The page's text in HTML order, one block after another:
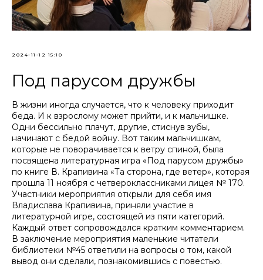
2024-11-12 15:10
Под парусом дружбы
В жизни иногда случается, что к человеку приходит
беда. И к взрослому может прийти, и к мальчишке.
Одни бессильно плачут, другие, стиснув зубы,
начинают с бедой войну. Вот таким мальчишкам,
которые не поворачивается к ветру спиной, была
посвящена литературная игра «Под парусом дружбы»
по книге В. Крапивина «Та сторона, где ветер», которая
прошла 11 ноября с четвероклассниками лицея № 170.
Участники мероприятия открыли для себя имя
Владислава Крапивина, приняли участие в
литературной игре, состоящей из пяти категорий.
Каждый ответ сопровождался кратким комментарием.
В заключение мероприятия маленькие читатели
библиотеки №45 ответили на вопросы о том, какой
вывод они сделали, познакомившись с повестью.